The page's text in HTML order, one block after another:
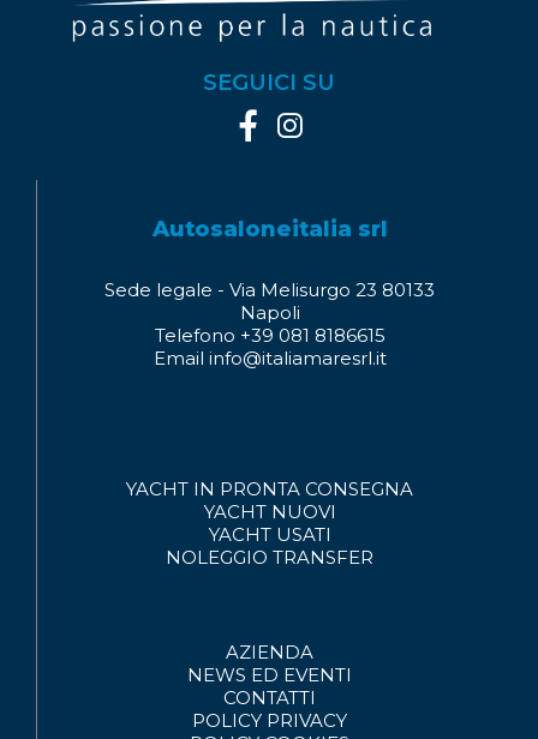
SEGUICI SU
Autosaloneitalia srl
Sede legale - Via Melisurgo 23 80133
Napoli
Telefono +39 081 8186615
Email info@italiamaresrl.it
YACHT IN PRONTA CONSEGNA
YACHT NUOVI
YACHT USATI
NOLEGGIO TRANSFER
AZIENDA
NEWS ED EVENTI
CONTATTI
POLICY PRIVACY